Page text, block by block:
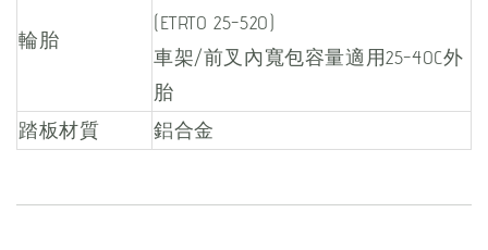
輪胎
(ETRTO 25-520)
車架/前叉內寬包容量適用25-40C外
胎
踏板材質
鋁合金